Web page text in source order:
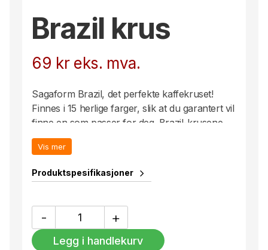
Brazil krus
69 kr eks. mva.
Sagaform Brazil, det perfekte kaffekruset!
Finnes i 15 herlige farger, slik at du garantert vil
finne en som passer for deg. Brazil-krusene
har avrenningskanaler på undersiden som gjør
at vannet renner av etter maskinoppvask.
maskinoppvask og mikrobølgeovn. Varier
kaffepausen ekstra trivelig.
Volum: 25 cl.
Trykk: Kode 13
Vis mer
Produktspesifikasjoner
-
krus
antall
+
Legg i handlekurv